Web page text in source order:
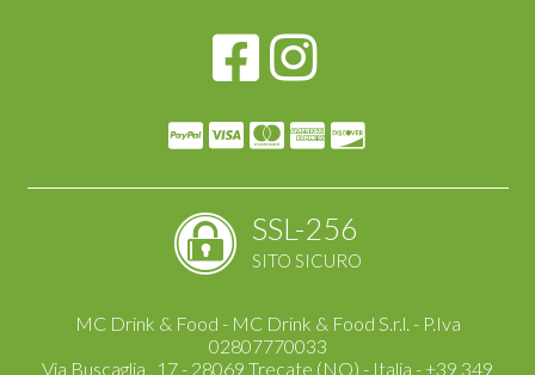
SSL-256
SITO SICURO
MC Drink & Food - MC Drink & Food S.r.l. - P.Iva
02807770033
Via Buscaglia , 17 - 28069 Trecate (NO) - Italia - +39 349